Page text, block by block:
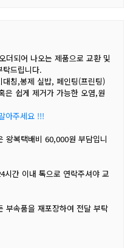
더되어 나오는 제품으로 교환 및
드립니다.
칭,봉제 실밥, 페인팅(프린팅)
은 쉽게 제거가 가능한 오염,원
아주세요 !!!
왕복택배비 60,000원 부담입니
간 이내 톡으로 연락주셔야 교
부속품을 재포장하여 전달 부탁